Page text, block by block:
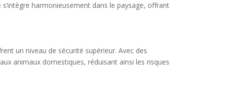
harmonieusement dans le paysage, offrant
un niveau de sécurité supérieur. Avec des
animaux domestiques, réduisant ainsi les risques